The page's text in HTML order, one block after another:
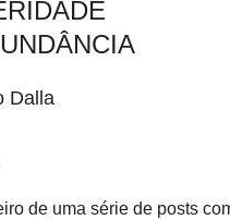
Dalla
de uma série de posts